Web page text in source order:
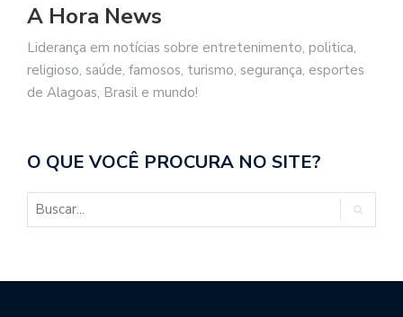
A Hora News
Liderança em notícias sobre entretenimento, politica,
religioso, saúde, famosos, turismo, segurança, esportes
de Alagoas, Brasil e mundo!
O QUE VOCÊ PROCURA NO SITE?